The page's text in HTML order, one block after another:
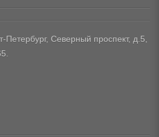
Петербург, Северный проспект, д.5,